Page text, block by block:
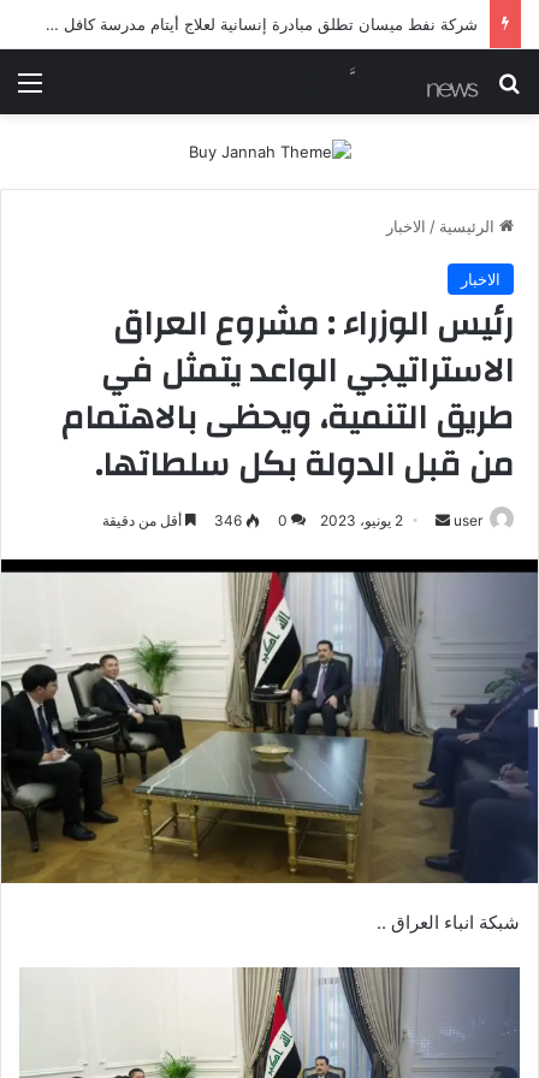
شرطة ميسان تلقي القبض على مطلقي العيارات النارية أثناء تشييع جنائزي في العمارة
بحث عن
الرئيسية / الاخبار
الاخبار
رئيس الوزراء : مشروع العراق
الاستراتيجي الواعد يتمثل في
طريق التنمية، ويحظى بالاهتمام
من قبل الدولة بكل سلطاتها.
user
أرسل
إلكترونيا
2 يونيو، 2023 0
346 أقل من دقيقة
شبكة انباء العراق ..